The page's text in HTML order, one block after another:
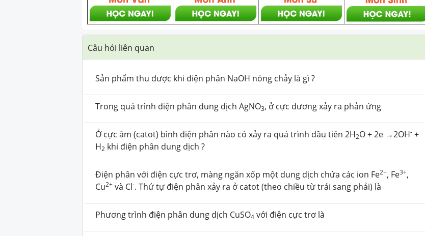
Câu hỏi liên quan
Sản phẩm thu được khi điện phân NaOH nóng chảy là gì ?
Trong quá trình điện phân dung dịch AgNO3, ở cực dương xảy ra phản ứng
Ở cực âm (catot) bình điện phân nào có xảy ra quá trình đầu tiên 2H2O + 2e →2OH- +
H2 khi điện phân dung dịch ?
Điện phân với điện cực trơ, màng ngăn xốp một dung dịch chứa các ion Fe2+, Fe3+,
Cu2+ và Cl-. Thứ tự điện phân xảy ra ở catot (theo chiều từ trái sang phải) là
Phương trình điện phân dung dịch CuSO4 với điện cực trơ là